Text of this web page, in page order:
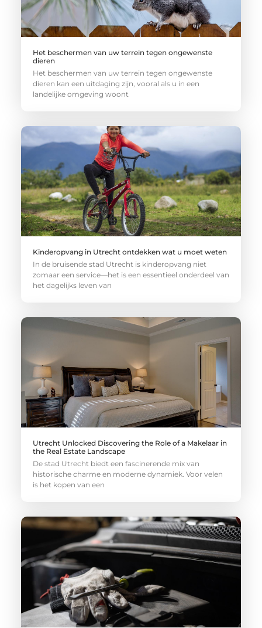
Het beschermen van uw terrein tegen ongewenste
dieren
Het beschermen van uw terrein tegen ongewenste
dieren kan een uitdaging zijn, vooral als u in een
landelijke omgeving woont
Kinderopvang in Utrecht ontdekken wat u moet weten
In de bruisende stad Utrecht is kinderopvang niet
zomaar een service—het is een essentieel onderdeel van
het dagelijks leven van
Utrecht Unlocked Discovering the Role of a Makelaar in
the Real Estate Landscape
De stad Utrecht biedt een fascinerende mix van
historische charme en moderne dynamiek. Voor velen
is het kopen van een